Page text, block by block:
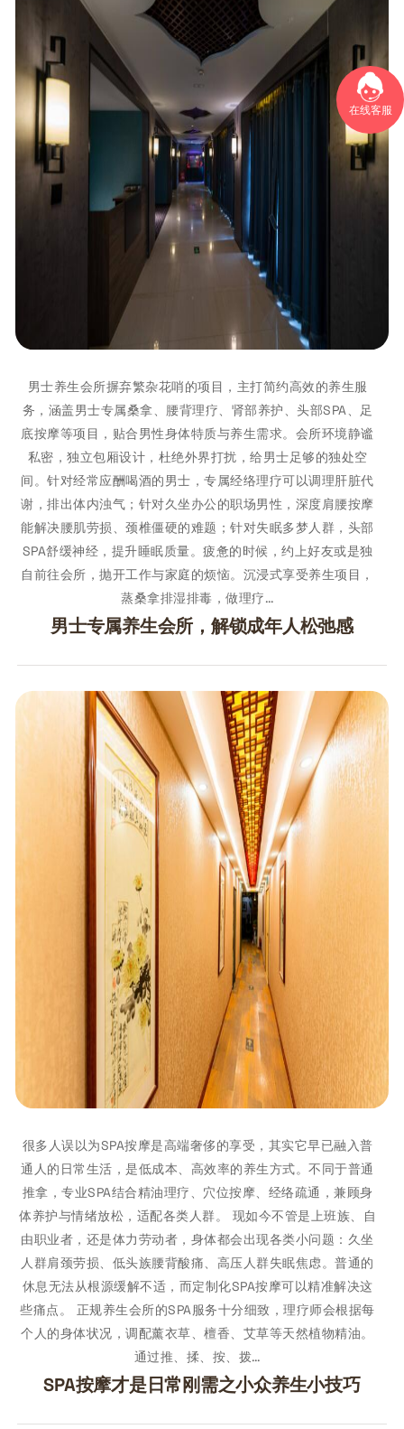
在线客服
男士养生会所摒弃繁杂花哨的项目，主打简约高效的养生服
务，涵盖男士专属桑拿、腰背理疗、肾部养护、头部SPA、足
底按摩等项目，贴合男性身体特质与养生需求。会所环境静谧
私密，独立包厢设计，杜绝外界打扰，给男士足够的独处空
间。针对经常应酬喝酒的男士，专属经络理疗可以调理肝脏代
谢，排出体内浊气；针对久坐办公的职场男性，深度肩腰按摩
能解决腰肌劳损、颈椎僵硬的难题；针对失眠多梦人群，头部
SPA舒缓神经，提升睡眠质量。疲惫的时候，约上好友或是独
自前往会所，抛开工作与家庭的烦恼。沉浸式享受养生项目，
蒸桑拿排湿排毒，做理疗…
男士专属养生会所，解锁成年人松弛感
很多人误以为SPA按摩是高端奢侈的享受，其实它早已融入普
通人的日常生活，是低成本、高效率的养生方式。不同于普通
推拿，专业SPA结合精油理疗、穴位按摩、经络疏通，兼顾身
体养护与情绪放松，适配各类人群。 现如今不管是上班族、自
由职业者，还是体力劳动者，身体都会出现各类小问题：久坐
人群肩颈劳损、低头族腰背酸痛、高压人群失眠焦虑。普通的
休息无法从根源缓解不适，而定制化SPA按摩可以精准解决这
些痛点。 正规养生会所的SPA服务十分细致，理疗师会根据每
个人的身体状况，调配薰衣草、檀香、艾草等天然植物精油。
通过推、揉、按、拨…
SPA按摩才是日常刚需之小众养生小技巧